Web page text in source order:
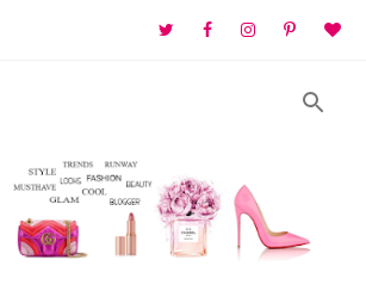
Ir al contenido principal